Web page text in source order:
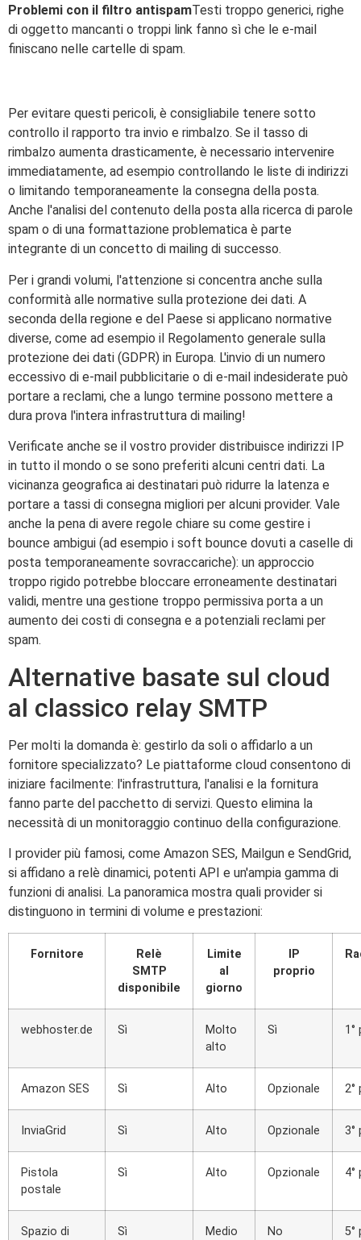
Problemi con il filtro antispamTesti troppo generici, righe
di oggetto mancanti o troppi link fanno sì che le e-mail
finiscano nelle cartelle di spam.
Per evitare questi pericoli, è consigliabile tenere sotto
controllo il rapporto tra invio e rimbalzo. Se il tasso di
rimbalzo aumenta drasticamente, è necessario intervenire
immediatamente, ad esempio controllando le liste di indirizzi
o limitando temporaneamente la consegna della posta.
Anche l'analisi del contenuto della posta alla ricerca di parole
spam o di una formattazione problematica è parte
integrante di un concetto di mailing di successo.
Per i grandi volumi, l'attenzione si concentra anche sulla
conformità alle normative sulla protezione dei dati. A
seconda della regione e del Paese si applicano normative
diverse, come ad esempio il Regolamento generale sulla
protezione dei dati (GDPR) in Europa. L'invio di un numero
eccessivo di e-mail pubblicitarie o di e-mail indesiderate può
portare a reclami, che a lungo termine possono mettere a
dura prova l'intera infrastruttura di mailing!
Verificate anche se il vostro provider distribuisce indirizzi IP
in tutto il mondo o se sono preferiti alcuni centri dati. La
vicinanza geografica ai destinatari può ridurre la latenza e
portare a tassi di consegna migliori per alcuni provider. Vale
anche la pena di avere regole chiare su come gestire i
bounce ambigui (ad esempio i soft bounce dovuti a caselle di
posta temporaneamente sovraccariche): un approccio
troppo rigido potrebbe bloccare erroneamente destinatari
validi, mentre una gestione troppo permissiva porta a un
aumento dei costi di consegna e a potenziali reclami per
spam.
Alternative basate sul cloud
al classico relay SMTP
Per molti la domanda è: gestirlo da soli o affidarlo a un
fornitore specializzato? Le piattaforme cloud consentono di
iniziare facilmente: l'infrastruttura, l'analisi e la fornitura
fanno parte del pacchetto di servizi. Questo elimina la
necessità di un monitoraggio continuo della configurazione.
I provider più famosi, come Amazon SES, Mailgun e SendGrid,
si affidano a relè dinamici, potenti API e un'ampia gamma di
funzioni di analisi. La panoramica mostra quali provider si
distinguono in termini di volume e prestazioni:
Fornitore
Relè
SMTP
disponibile
Limite
al
giorno
IP
proprio
webhoster.de Sì
Molto
alto
Sì
Amazon SES Sì Alto Opzionale 2°
InviaGrid Sì Alto Opzionale 3°
Pistola
postale
Sì Alto Opzionale
Spazio di
Sì Medio No 5°